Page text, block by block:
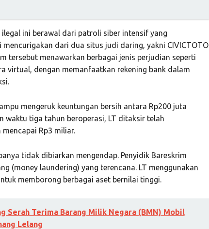
ini berawal dari patroli siber intensif yang
dari dua situs judi daring, yakni CIVICTOTO
tersebut menawarkan berbagai jenis perjudian seperti
virtual, dengan memanfaatkan rekening bank dalam
mengeruk keuntungan bersih antara Rp200 juta
waktu tiga tahun beroperasi, LT ditaksir telah
Rp3 miliar.
tidak dibiarkan mengendap. Penyidik Bareskrim
(money laundering) yang terencana. LT menggunakan
memborong berbagai aset bernilai tinggi.
Serah Terima Barang Milik Negara (BMN) Mobil
Lelang